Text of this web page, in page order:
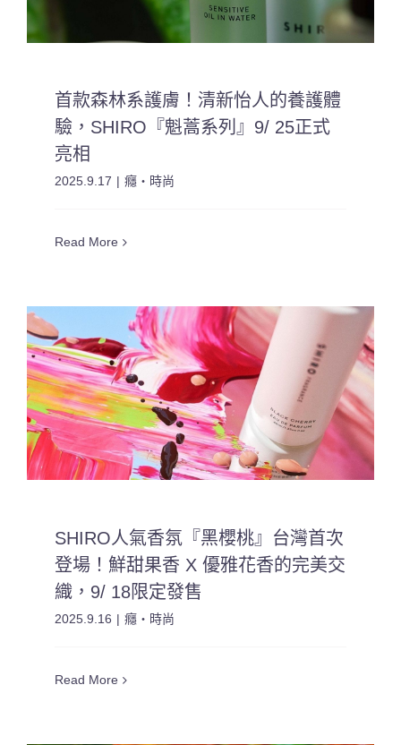
首款森林系護膚！清新怡人的養護體
驗，SHIRO『魁蒿系列』9/ 25正式
亮相
2025.9.17 | 癮・時尚
Read More
SHIRO人氣香氛『黑櫻桃』台灣首次
登場！鮮甜果香 X 優雅花香的完美交
織，9/ 18限定發售
2025.9.16 | 癮・時尚
Read More